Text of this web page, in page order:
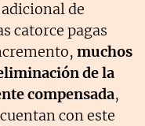
de
catorce pagas
muchos
de la
compensada,
con este